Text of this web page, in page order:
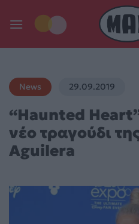
News 29.09.2019
“Haunted
νέο τραγούδι
Aguilera